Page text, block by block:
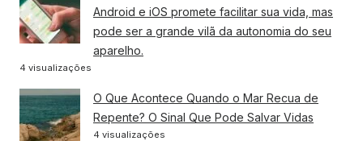
Android e iOS promete facilitar sua vida, mas
pode ser a grande vilã da autonomia do seu
aparelho.
4 visualizações
O Que Acontece Quando o Mar Recua de
Repente? O Sinal Que Pode Salvar Vidas
4 visualizações